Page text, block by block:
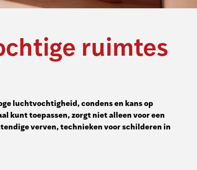
ruimtes
luchtvochtigheid, condens en kans op
kunt toepassen, zorgt niet alleen voor een
verven, technieken voor schilderen in